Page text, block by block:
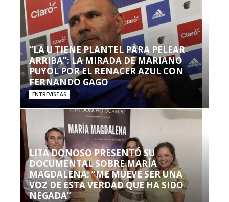
“LA U TIENE PLANTEL PARA PELEAR
ARRIBA”: LA MIRADA DE MARIANO
PUYOL POR EL RENACER AZUL CON
FERNANDO GAGO
ENTREVISTAS
LITA DONOSO PRESENTÓ SU
DOCUMENTAL SOBRE MARÍA
MAGDALENA: “ME MUEVE SER UNA
VOZ DE ESTA VERDAD QUE HA SIDO
NEGADA”